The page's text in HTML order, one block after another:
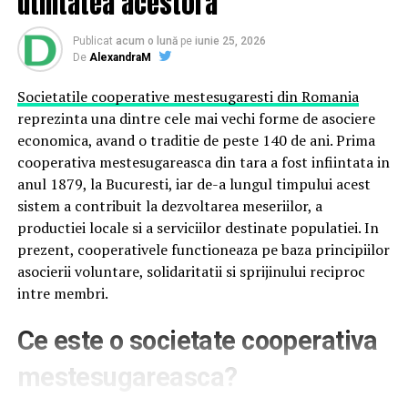
alegem în industrie?
Atât dopurile de urechi, cât și căștile antifonice sunt
utilizate pe scară largă în medii industriale. Fiecare
variantă are propriile avantaje, iar alegerea depinde de
nivelul de zgomot, durata expunerii și preferințele
utilizatorului. În general, căștile oferă o protecție
superioară în medii cu zgomote extreme și sunt ușor de
pus și dat jos. În schimb, dopurile de urechi sunt mai
discrete, confortabile pentru purtare prelungită și nu
incomodează mișcările capului sau folosirea căștilor de
protecție pentru cap.
Dopuri de urechi antizgomot marca
Alpine – soluția optimă pentru
Publicat acum o lună pe iunie 25, 2026
De AlexandraM
Societatile cooperative mestesugaresti din Romania
reprezinta una dintre cele mai vechi forme de asociere
economica, avand o traditie de peste 140 de ani. Prima
cooperativa mestesugareasca din tara a fost infiintata in
anul 1879, la Bucuresti, iar de-a lungul timpului acest
sistem a contribuit la dezvoltarea meseriilor, a
productiei locale si a serviciilor destinate populatiei. In
prezent, cooperativele functioneaza pe baza principiilor
asocierii voluntare, solidaritatii si sprijinului reciproc
intre membri.
Ce este o societate cooperativa
mestesugareasca?